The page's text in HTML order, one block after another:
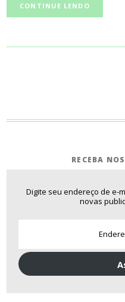
CONTINUE LENDO
RECEBA
Digite seu endereço de e-
novas